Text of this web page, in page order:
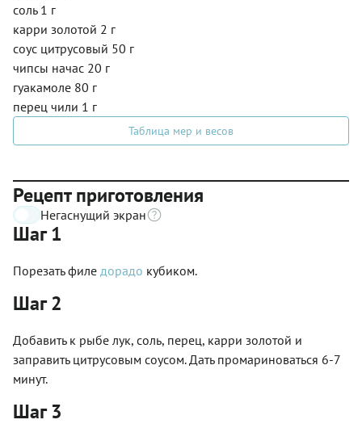
соль 1 г
карри золотой 2 г
соус цитрусовый 50 г
чипсы начас 20 г
гуакамоле 80 г
перец чили 1 г
Таблица мер и весов
Рецепт приготовления
Негаснущий экран
Шаг 1
Порезать филе дорадо кубиком.
Шаг 2
Добавить к рыбе лук, соль, перец, карри золотой и
заправить цитрусовым соусом. Дать промариноваться 6-7
минут.
Шаг 3